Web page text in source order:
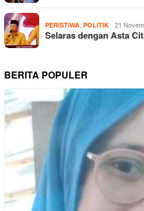
PERISTIWA, POLITIK 21
Selaras dengan Asta
BERITA POPULER